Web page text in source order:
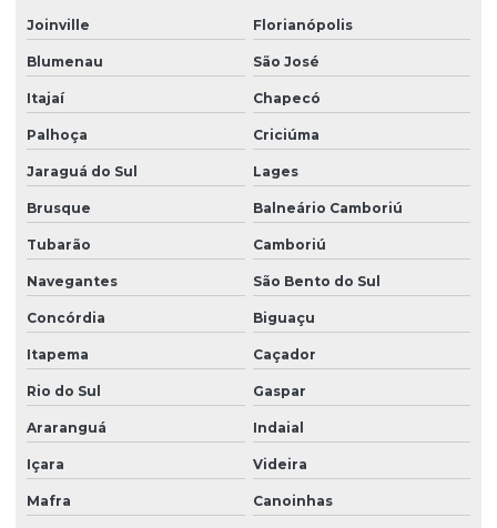
Projeto de esgotamento sanitário
Projeto esgoto sanitário residencial
Projeto de estrutura de concreto
Projeto estrutural alvenaria
Projeto estrutural apartamento
Projeto estrutural bloco de concreto
Projeto estrutural de casas
Projeto estrutural em concreto armado
Projeto estrutural de concreto armado e fundações
Projeto estrutural de concreto armado para prédios
Projeto estrutural em concreto armado em sc
Joinville Florianópolis
Blumenau São José
Itajaí Chapecó
Palhoça Criciúma
Jaraguá do Sul Lages
Brusque Balneário Camboriú
Tubarão Camboriú
Navegantes São Bento do Sul
Concórdia Biguaçu
Itapema Caçador
Rio do Sul Gaspar
Araranguá Indaial
Içara Videira
Mafra Canoinhas